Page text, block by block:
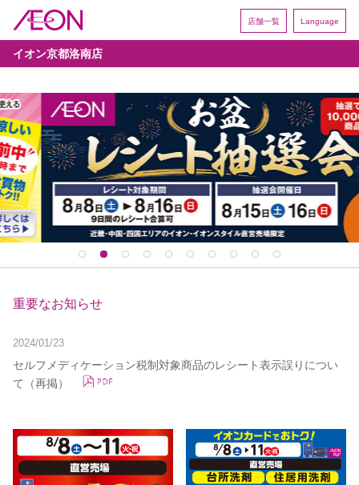
店舗一覧 Language
イオン京都洛南店
重要なお知らせ
2024/01/23
セルフメディケーション税制対象商品のレシート表示誤りについ
て（再掲）